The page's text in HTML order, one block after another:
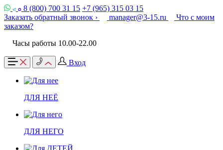
8 (800) 700 31 15 +7 (965) 315 03 15
Заказать обратный звонок ›
manager@3-15.ru
Что с моим
заказом?
Часы работы 10.00-22.00
Вход
ДЛЯ НЕЁ
ДЛЯ НЕГО